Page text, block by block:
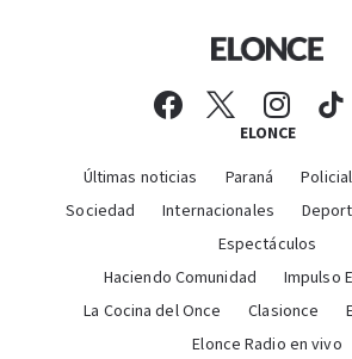
ELONCE
Últimas noticias Paraná
Sociedad
Internacionales
Espectáculos
Haciendo Comunidad
Impulso
La Cocina del Once
Clasionce
Elonce Radio en vivo